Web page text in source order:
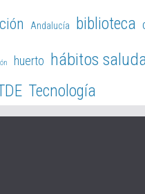
Andalucía biblioteca
huerto hábitos
Tecnología